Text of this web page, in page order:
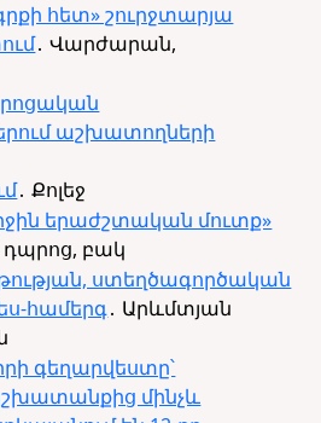
հետ» շուրջտարյա
․ Վարժարան,
աշխատողների
․ Քոլեջ
երաժշտական մուտք»
դպրոց, բակ
ստեղծագործական
համերգ․ Արևմտյան
գեղարվեստը՝
մինչև